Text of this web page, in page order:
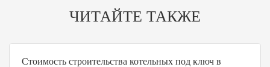
ЧИТАЙТЕ ТАКЖЕ
Стоимость строительства котельных под ключ в